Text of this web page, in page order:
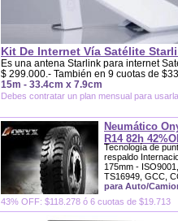
Kit De Internet Vía Satélite
Es una antena Starlink para internet
$ 299.000.- También en 9 cuotas de
15m - 33.4cm x 7.9cm
Debes contratar un plan mensual para usarla.
Neumático
R14 82h
Tecnología de
respaldo
175mm -
TS16949, GCC,
para Auto/
43% OFF: $118.278 ó 6 cuotas de $19.713